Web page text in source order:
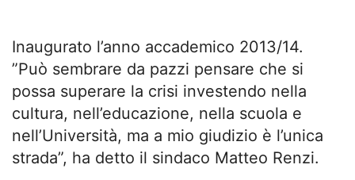
Inaugurato l’anno accademico 2013/14.
”Può sembrare da pazzi pensare che si
possa superare la crisi investendo nella
cultura, nell’educazione, nella scuola e
nell’Università, ma a mio giudizio è l’unica
strada”, ha detto il sindaco Matteo Renzi.